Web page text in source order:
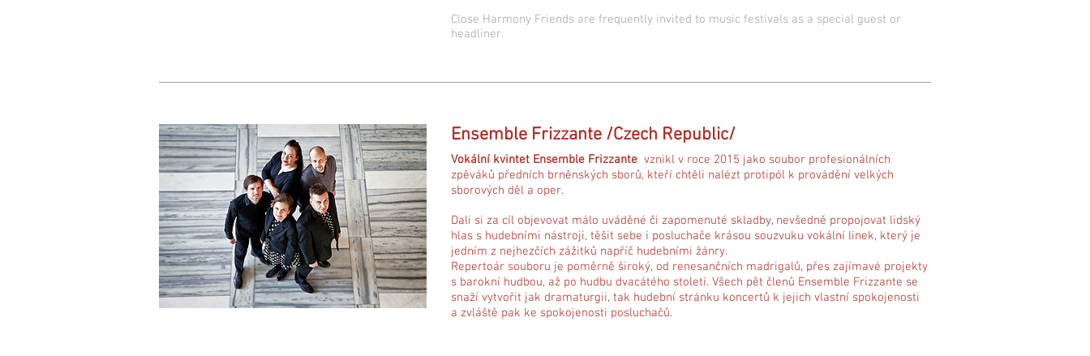
Close Harmony Friends are frequently invited to music festivals as a special guest or
headliner.
Ensemble Frizzante /Czech Republic/
Vokální kvintet Ensemble Frizzante vznikl v roce 2015 jako soubor profesionálních
zpěváků předních brněnských sborů, kteří chtěli nalézt protipól k provádění velkých
sborových děl a oper.
Dali si za cíl objevovat málo uváděné či zapomenuté skladby, nevšedně propojovat lidský
hlas s hudebními nástroji, těšit sebe i posluchače krásou souzvuku vokální linek, který je
jedním z nejhezčích zážitků napříč hudebními žánry.
Repertoár souboru je poměrně široký, od renesančních madrigalů, přes zajímavé projekty
s barokní hudbou, až po hudbu dvacátého století. Všech pět členů Ensemble Frizzante se
snaží vytvořit jak dramaturgii, tak hudební stránku koncertů k jejich vlastní spokojenosti
a zvláště pak ke spokojenosti posluchačů.